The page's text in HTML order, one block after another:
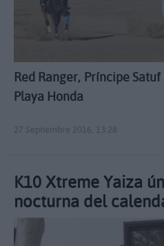
Red Ranger, Príncipe
Playa Honda
27 Septiembre 2016, 13:28
K10 Xtreme Yaiza
nocturna del